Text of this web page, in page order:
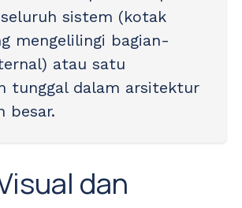
sistem (kotak
mengelilingi bagian-
atau satu
tunggal dalam arsitektur
besar.
dan